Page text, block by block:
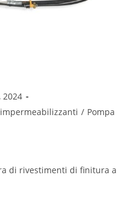
2024
/ Pompa
di rivestimenti di finitura a